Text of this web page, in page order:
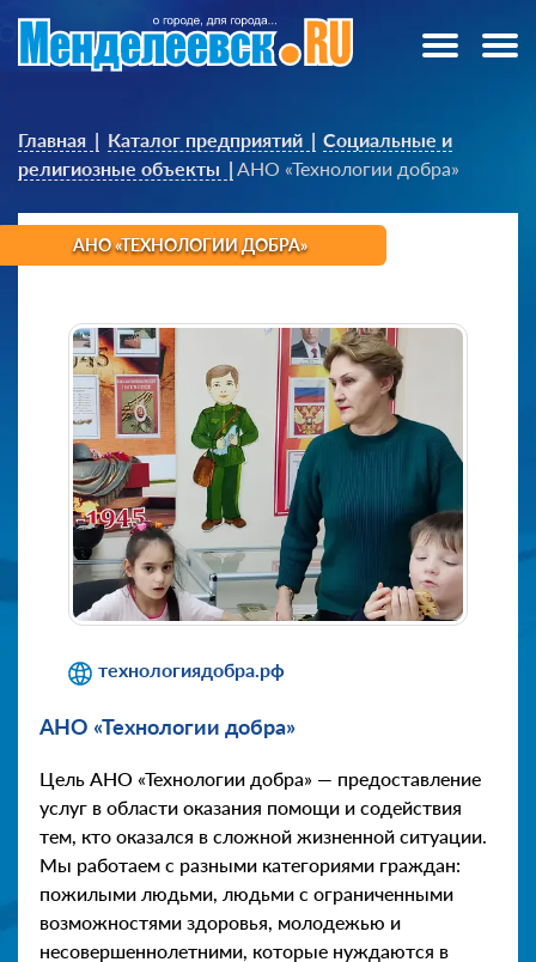
Главная Каталог предприятий
Социальные и
религиозные объекты
АНО «Технологии добра»
АНО «ТЕХНОЛОГИИ ДОБРА»
технологиядобра.рф
АНО «Технологии добра»
Цель АНО «Технологии добра» — предоставление
услуг в области оказания помощи и содействия
тем, кто оказался в сложной жизненной ситуации.
Мы работаем с разными категориями граждан:
пожилыми людьми, людьми с ограниченными
возможностями здоровья, молодежью и
несовершеннолетними, которые нуждаются в